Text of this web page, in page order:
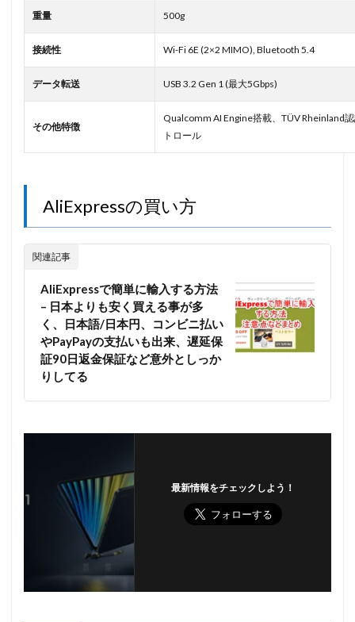
重量 500g
接続性 Wi-Fi 6E (2×2 MIMO), Bluetooth 5.4
データ転送 USB 3.2 Gen 1 (最大5Gbps)
その他特徴
Qualcomm AI Engine搭載、TÜV Rheinland
トロール
AliExpressの買い方
関連記事
AliExpressで簡単に輸入する方法
– 日本よりも安く買える事が多
く、日本語/日本円、コンビニ払い
やPayPayの支払いも出来、遅延保
証90日返金保証など意外としっか
りしてる
最新情報をチェックしよう！